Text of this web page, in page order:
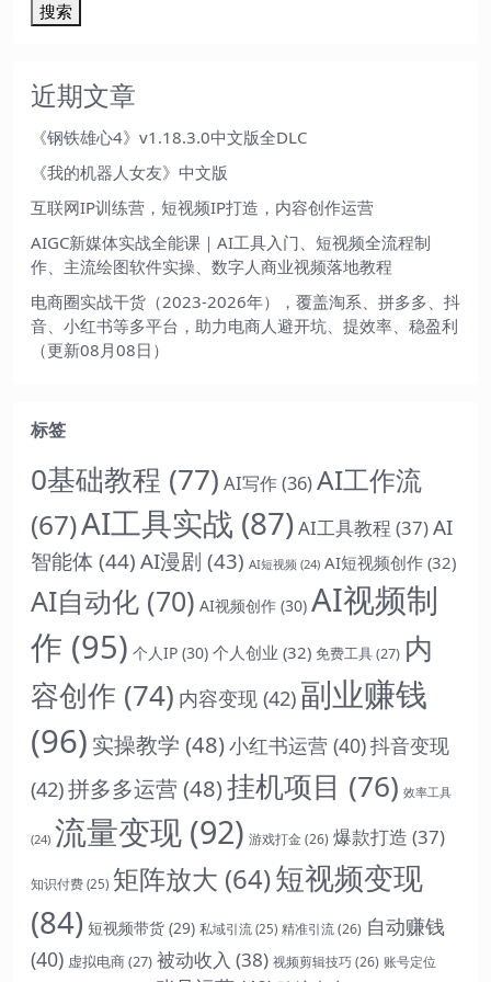
搜索
近期文章
《钢铁雄心4》v1.18.3.0中文版全DLC
《我的机器人女友》中文版
互联网IP训练营，短视频IP打造，内容创作运营
AIGC新媒体实战全能课｜AI工具入门、短视频全流程制
作、主流绘图软件实操、数字人商业视频落地教程
电商圈实战干货（2023-2026年），覆盖淘系、拼多多、抖
音、小红书等多平台，助力电商人避开坑、提效率、稳盈利
（更新08月08日）
标签
0基础教程 (77) AI写作(36)AI工作流
(67)AI工具实战 (87)AI工具教程 (37)AI
智能体 (44) AI漫剧 (43) AI短视频 (24) AI短视频创作 (32)
AI自动化 (70) AI视频创作 (30) AI视频制
作 (95) 个人IP (30) 个人创业 (32) 免费工具(27) 内
容创作 (74) 内容变现 (42) 副业赚钱
(96) 实操教学 (48)小红书运营 (40)抖音变现
(42)拼多多运营 (48)挂机项目 (76) 效率工具
(24) 流量变现 (92) 游戏打金(26) 爆款打造 (37)
知识付费 (25) 矩阵放大 (64)短视频变现
(84) 短视频带货 (29) 私域引流 (25) 精准引流(26) 自动赚钱
(40) 虚拟电商(27) 被动收入 (38) 视频剪辑技巧(26) 账号定位